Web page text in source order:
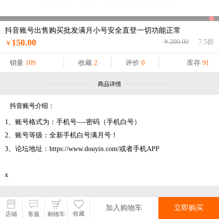
抖音账号出售购买批发满月小号安全直登一切功能正常
￥ 150.00 ￥200.00 7.5折
销量 109 收藏 2 评价 0 库存 91
加入购物车 立即购买
商品详情
抖音账号介绍：
1、账号格式为：手机号—-密码（手机白号）
2、账号等级：全新手机白号满月号！
3、论坛地址：https://www.douyin.com/或者手机APP
x
店铺 客服 购物车 收藏
加入购物车 立即购买